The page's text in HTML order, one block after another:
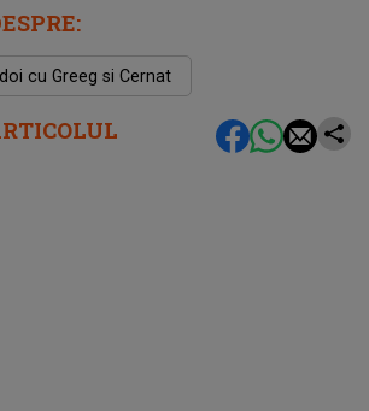
cu Greeg si Cernat